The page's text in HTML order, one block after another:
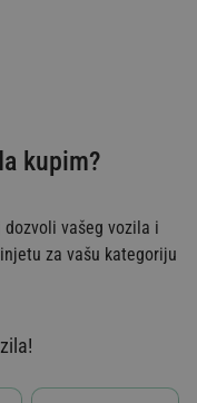
kupim?
vašeg vozila i
za vašu kategoriju